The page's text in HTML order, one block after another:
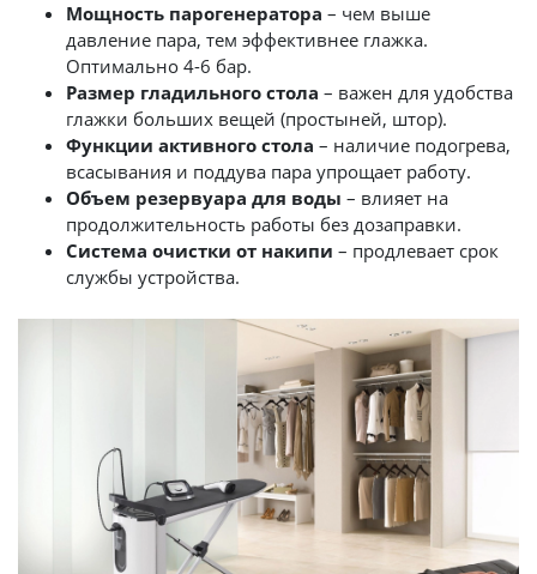
Мощность парогенератора – чем выше
давление пара, тем эффективнее глажка.
Оптимально 4-6 бар.
Размер гладильного стола – важен для удобства
глажки больших вещей (простыней, штор).
Функции активного стола – наличие подогрева,
всасывания и поддува пара упрощает работу.
Объем резервуара для воды – влияет на
продолжительность работы без дозаправки.
Система очистки от накипи – продлевает срок
службы устройства.